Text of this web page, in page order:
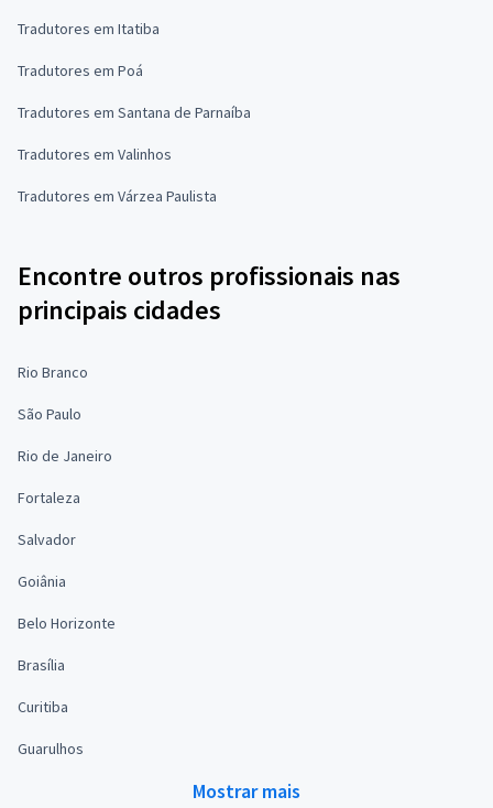
Tradutores em Itatiba
Tradutores em Poá
Tradutores em Santana de Parnaíba
Tradutores em Valinhos
Tradutores em Várzea Paulista
Encontre outros profissionais nas
principais cidades
Rio Branco
São Paulo
Rio de Janeiro
Fortaleza
Salvador
Goiânia
Belo Horizonte
Brasília
Curitiba
Guarulhos
Mostrar mais